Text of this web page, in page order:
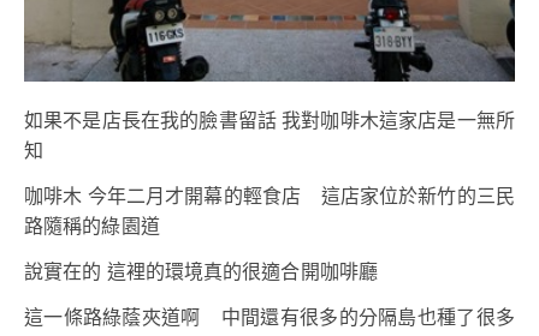
如果不是店長在我的臉書留話 我對咖啡木這家店是一無所
知
咖啡木 今年二月才開幕的輕食店 這店家位於新竹的三民
路隨稱的綠園道
說實在的 這裡的環境真的很適合開咖啡廳
這一條路綠蔭夾道啊 中間還有很多的分隔島也種了很多